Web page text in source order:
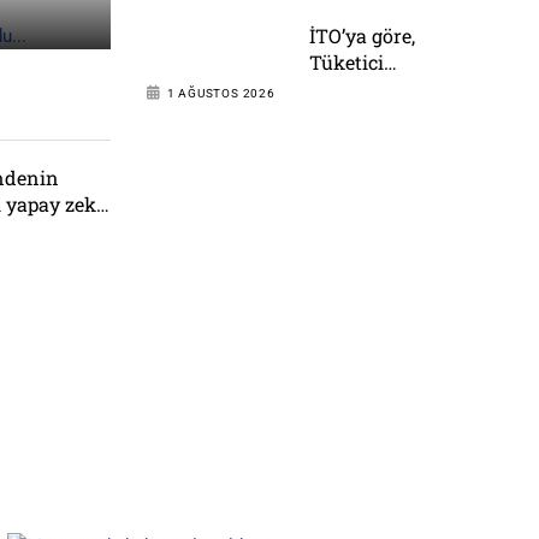
İTO’ya göre,
Tüketici
1 AĞUSTOS 2026
yapay zeka